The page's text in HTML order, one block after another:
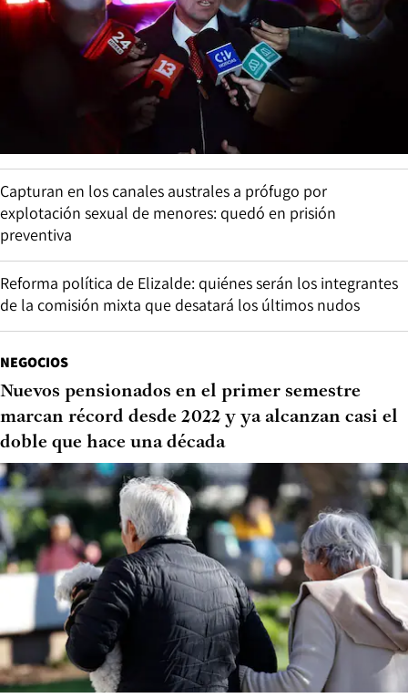
Capturan en los canales australes a prófugo por
explotación sexual de menores: quedó en prisión
preventiva
Reforma política de Elizalde: quiénes serán los integrantes
de la comisión mixta que desatará los últimos nudos
NEGOCIOS
Nuevos pensionados en el primer semestre
marcan récord desde 2022 y ya alcanzan casi el
doble que hace una década